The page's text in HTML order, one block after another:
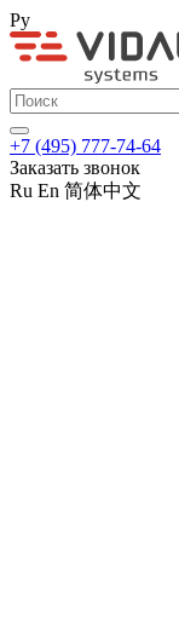
Ру
+7 (495) 777-74-64
Заказать звонок
Ru En 简体中文